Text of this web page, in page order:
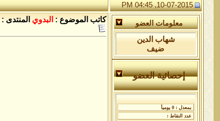
10-07-2015, 04:45 PM
معلومات العضو
شهاب الدين
ضيف
إحصائية العضو
كاتب الموضوع : البدوي المنتدى :